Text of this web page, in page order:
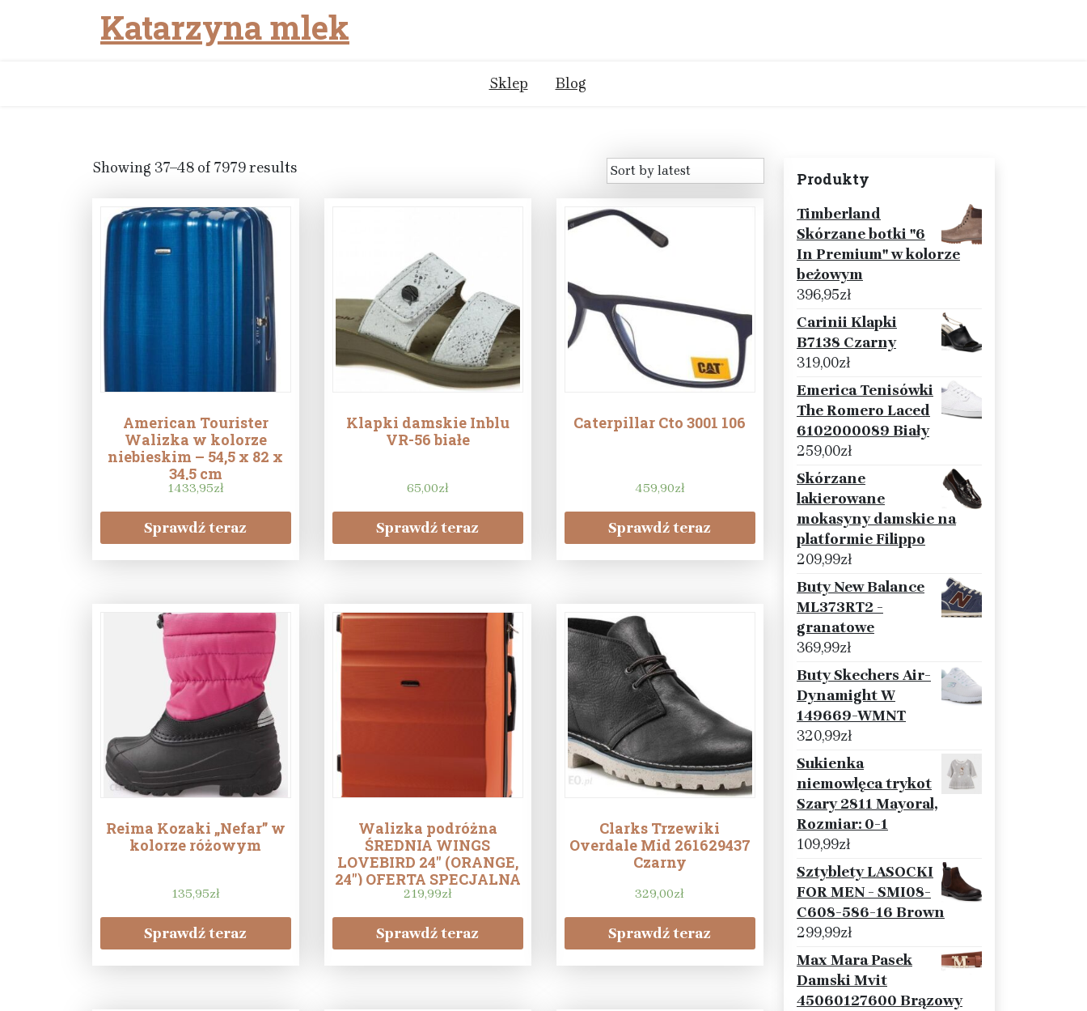
Katarzyna mlek
Sklep Blog
Showing 37–48 of 7979 results
American Tourister
Walizka w kolorze
niebieskim – 54,5 x 82 x
34,5 cm
1433,95zł
Sprawdź teraz
Klapki damskie Inblu
VR-56 białe
65,00zł
Sprawdź teraz
Caterpillar Cto 3001 106
459,90zł
Sprawdź teraz
Reima Kozaki „Nefar” w
kolorze różowym
135,95zł
Sprawdź teraz
Walizka podróżna
ŚREDNIA WINGS
LOVEBIRD 24″ (ORANGE,
24″) OFERTA SPECJALNA
BLACK WEEK
219,99zł
Sprawdź teraz
Clarks Trzewiki
Overdale Mid 261629437
Czarny
329,00zł
Sprawdź teraz
Produkty
Timberland
Skórzane botki "6
In Premium" w kolorze
beżowym
396,95zł
Carinii Klapki
B7138 Czarny
319,00zł
Emerica Tenisówki
The Romero Laced
6102000089 Biały
259,00zł
Skórzane
lakierowane
mokasyny damskie na
platformie Filippo
209,99zł
Buty New Balance
ML373RT2 -
granatowe
369,99zł
Buty Skechers Air-
Dynamight W
149669-WMNT
320,99zł
Sukienka
niemowlęca trykot
Szary 2811 Mayoral,
Rozmiar: 0-1
109,99zł
Sztyblety LASOCKI
FOR MEN - SMI08-
C608-586-16 Brown
299,99zł
Max Mara Pasek
Damski Mvit
45060127600 Brązowy